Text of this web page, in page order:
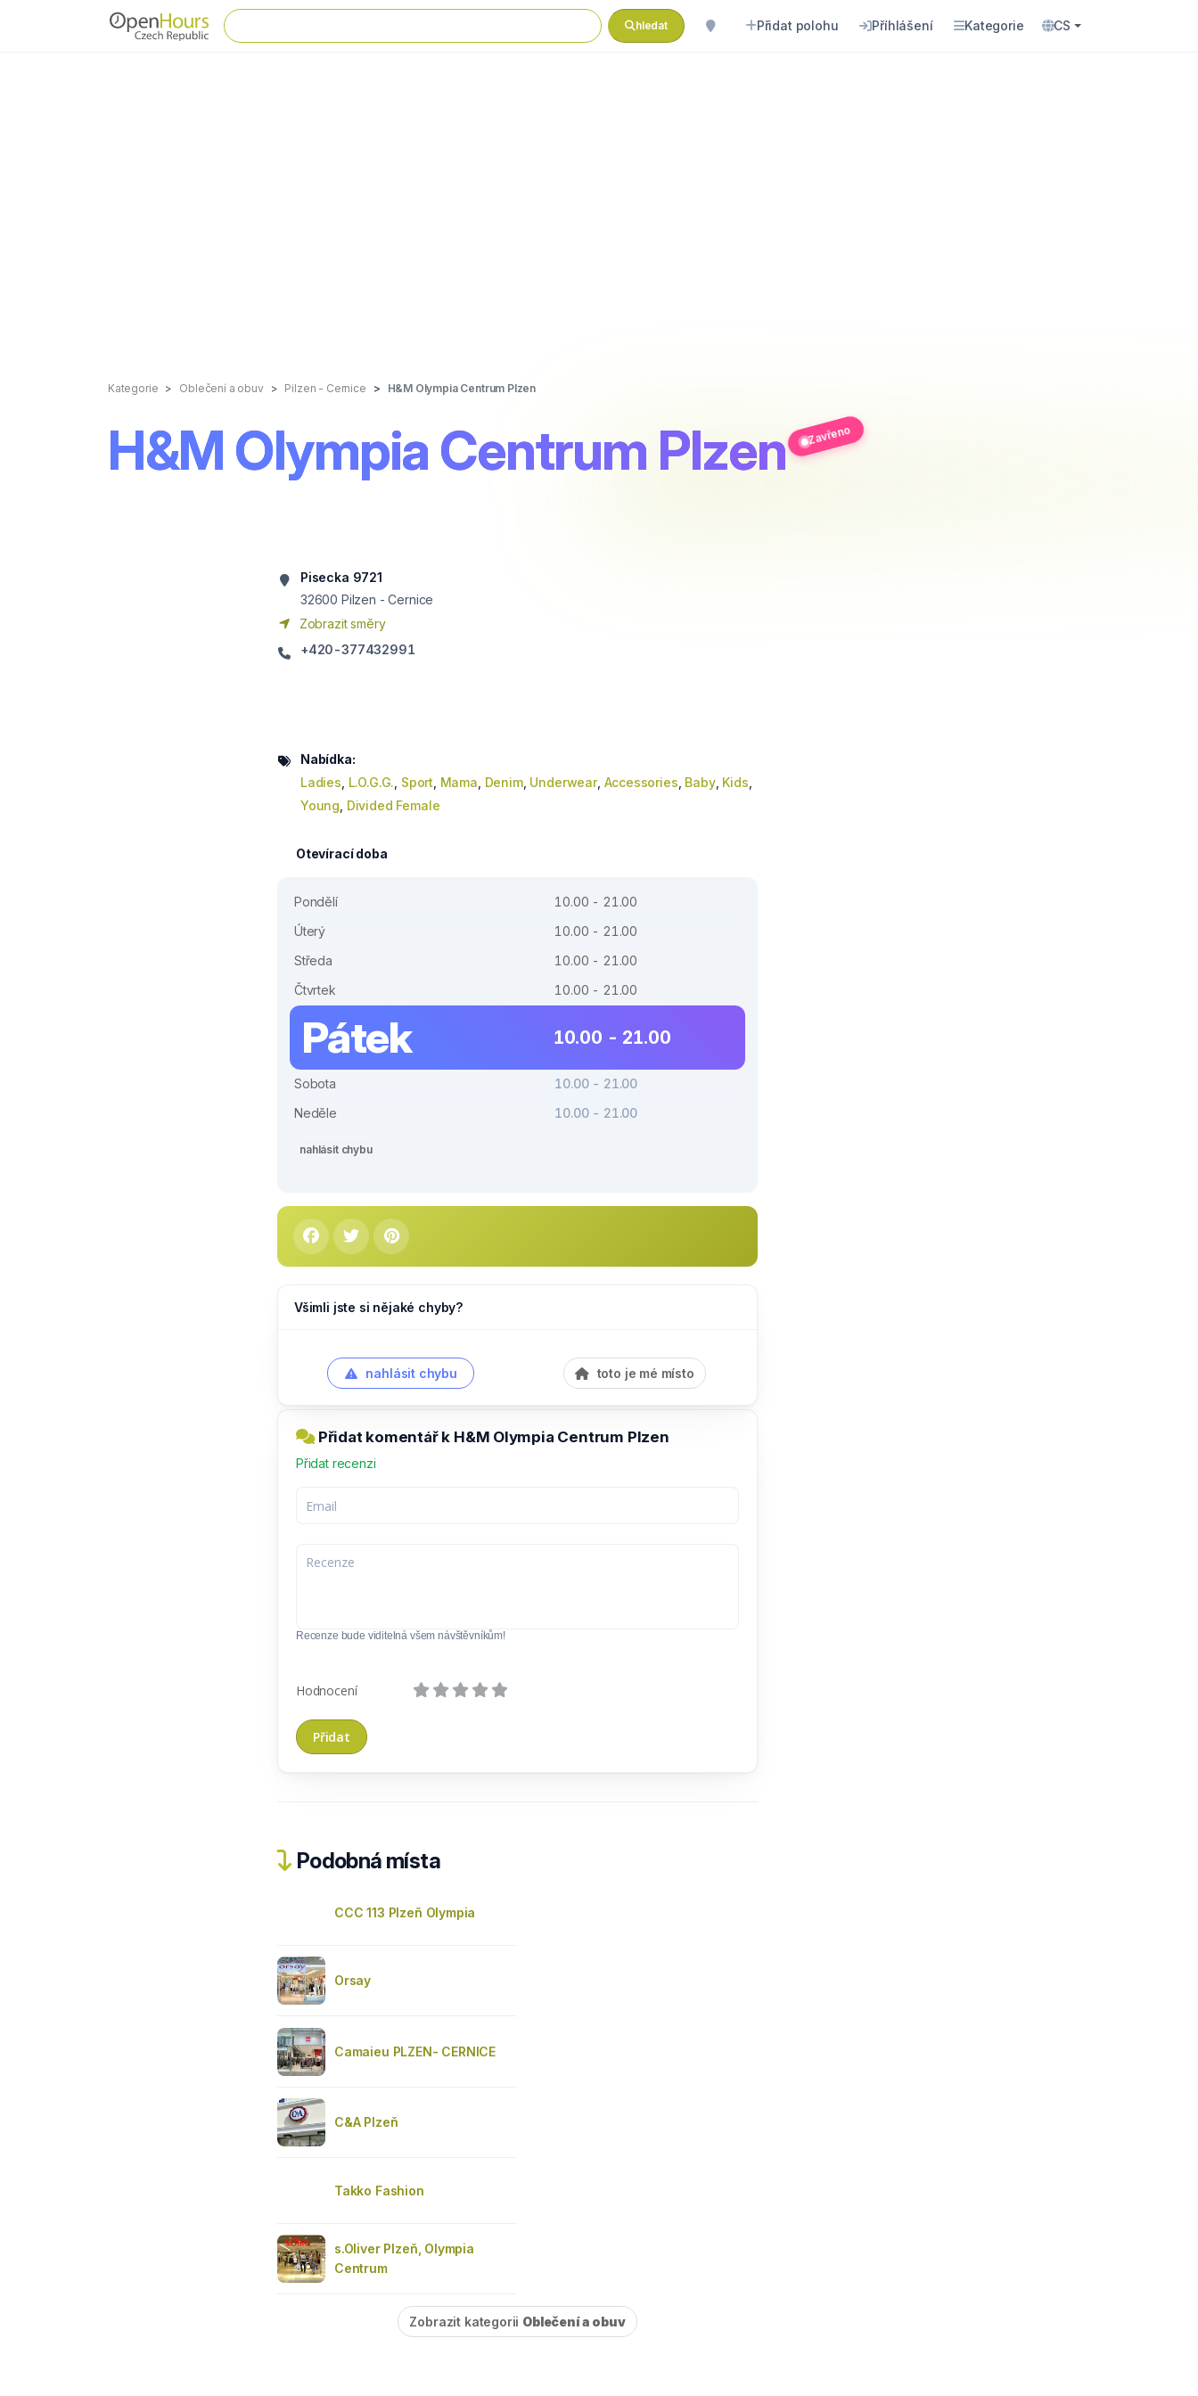
hledat Přidat polohu Příhlášení Kategorie CS
Kategorie Oblečení a obuv Pilzen - Cernice H&M Olympia Centrum Plzen
H&M Olympia Centrum Plzen Zavřeno
Pisecka 9721
32600 Pilzen - Cernice
Zobrazit směry
+420-377432991
Nabídka:
Ladies L.O.G.G. Sport Mama Denim, Underwear, Accessories Baby, Kids
Young Divided Female
Otevírací doba
Pondělí
10.00 - 21.00
Úterý
10.00 - 21.00
Středa
10.00 - 21.00
Čtvrtek
10.00 - 21.00
Pátek 10.00 - 21.00
Sobota
10.00 - 21.00
Neděle
10.00 - 21.00
nahlásit chybu
Všimli jste si nějaké chyby?
nahlásit chybu toto je mé místo
Přidat komentář k H&M Olympia Centrum Plzen
Přidat recenzi
Recenze bude viditelná všem návštěvníkům!
Hodnocení
Podobná místa
CCC 113 Plzeň Olympia
Orsay
Camaieu PLZEN- CERNICE
C&A Plzeň
Takko Fashion
s.Oliver Plzeň, Olympia
Centrum
Zobrazit kategorii Oblečení a obuv